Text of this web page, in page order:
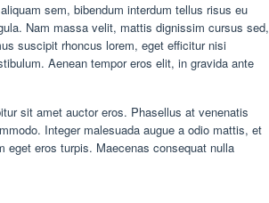
sem, bibendum interdum tellus risus eu
Nam massa velit, mattis dignissim cursus sed,
suscipit rhoncus lorem, eget efficitur nisi
Aenean tempor eros elit, in gravida ante
sit amet auctor eros. Phasellus at venenatis
Integer malesuada augue a odio mattis, et
eget eros turpis. Maecenas consequat nulla